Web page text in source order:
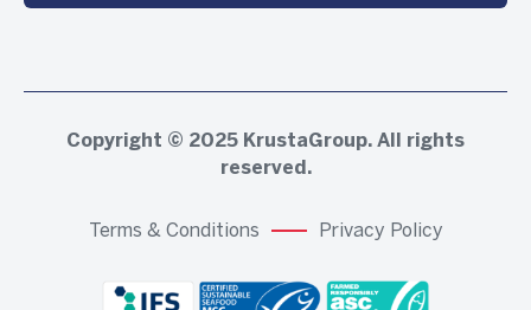
Copyright © 2025 KrustaGroup. All rights
reserved.
Terms & Conditions Privacy Policy